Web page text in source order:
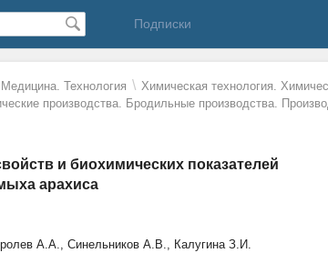
Подписки
Технология \ Химическая технология.
производства. Бродильные производства.
и биохимических показателей
арахиса
А.А., Синельников А.В., Калугина З.И.